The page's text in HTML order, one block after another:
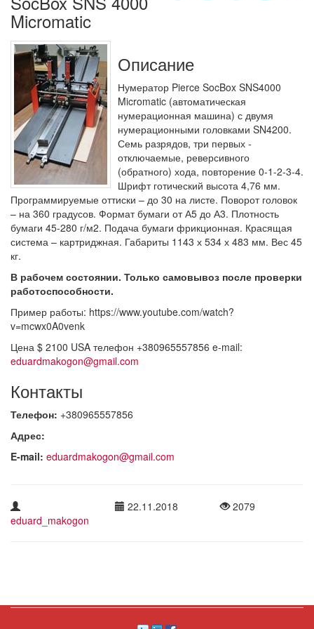
Micromatic
Описание
Нумератор Pierce SocBox SNS4000
Micromatic (автоматическая
нумерационная машина) с двумя
нумерационными головками SN4200.
Семь разрядов, три первых -
отключаемые, реверсивного
(обратного) хода, повторение 0-1-2-3-4.
Шрифт готический высота 4,76 мм.
Программируемые оттиски – до 30 на листе. Поворот головок
– на 360 градусов. Формат бумаги от А5 до А3. Плотность
бумаги 45-280 г/м2. Подача бумаги фрикционная. Красящая
система – картриджная. Габариты 1143 х 534 х 483 мм. Вес 45
кг.
В рабочем состоянии. Только самовывоз после проверки
работоспособности.
Пример работы: https://www.youtube.com/watch?
v=mcwx0A0venk
Цена $ 2100 USA телефон +380965557856 e-mail:
eduardmakogon@gmail.com
Контакты
Телефон: +380965557856
Адрес:
E-mail: eduardmakogon@gmail.com
eduard_makogon
22.11.2018 2079